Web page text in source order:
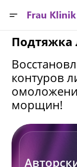
Подтяжка
контуров
морщин!